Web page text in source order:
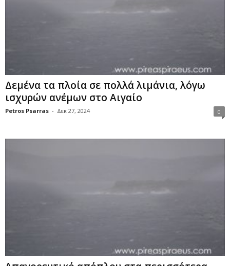
Δεμένα τα πλοία σε πολλά λιμάνια, λόγω
ισχυρών ανέμων στο Αιγαίο
Petros Psarras - Δεκ 27, 2024 0